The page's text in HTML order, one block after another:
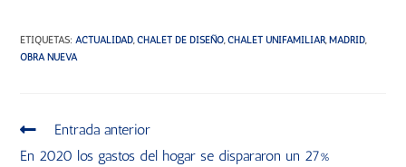
ETIQUETAS:ACTUALIDAD, CHALET DE DISEÑO, CHALET UNIFAMILIAR, MADRID,
OBRA NUEVA
Entrada anterior
En 2020 los gastos del hogar se dispararon un 27%